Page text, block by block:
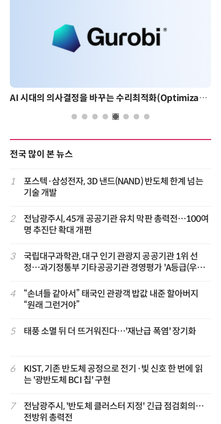
AI 시대의 의사결정을 바꾸는 수리최적화(Optimization): 실제 산업 적용 사례와 활용 전략
전국 많이 본 뉴스
1
포스텍·삼성전자, 3D 낸드(NAND) 반도체 한계 넘는
기술 개발
2
전남광주시, 45개 공공기관 유치 막판 총력전…100여
명 추진단 확대 개편
3
국립대구과학관, 대구 인기 관광지 공공기관 1위 선
정…과기정통부 기타공공기관 경영평가 'A등급(우수)'
4
“손녀들 같아서” 태국인 관광객 밥값 내준 할아버지
“원래 그런거야”
5 태풍 소멸 뒤 더 뜨거워진다…'재난급 폭염' 장기화
6
KIST, 기존 반도체 공정으로 전기·빛 신호 한 번에 읽
는 '광반도체 BCI 칩' 구현
7
전남광주시, '반도체 클러스터 지정' 긴급 점검회의…
전방위 총력전